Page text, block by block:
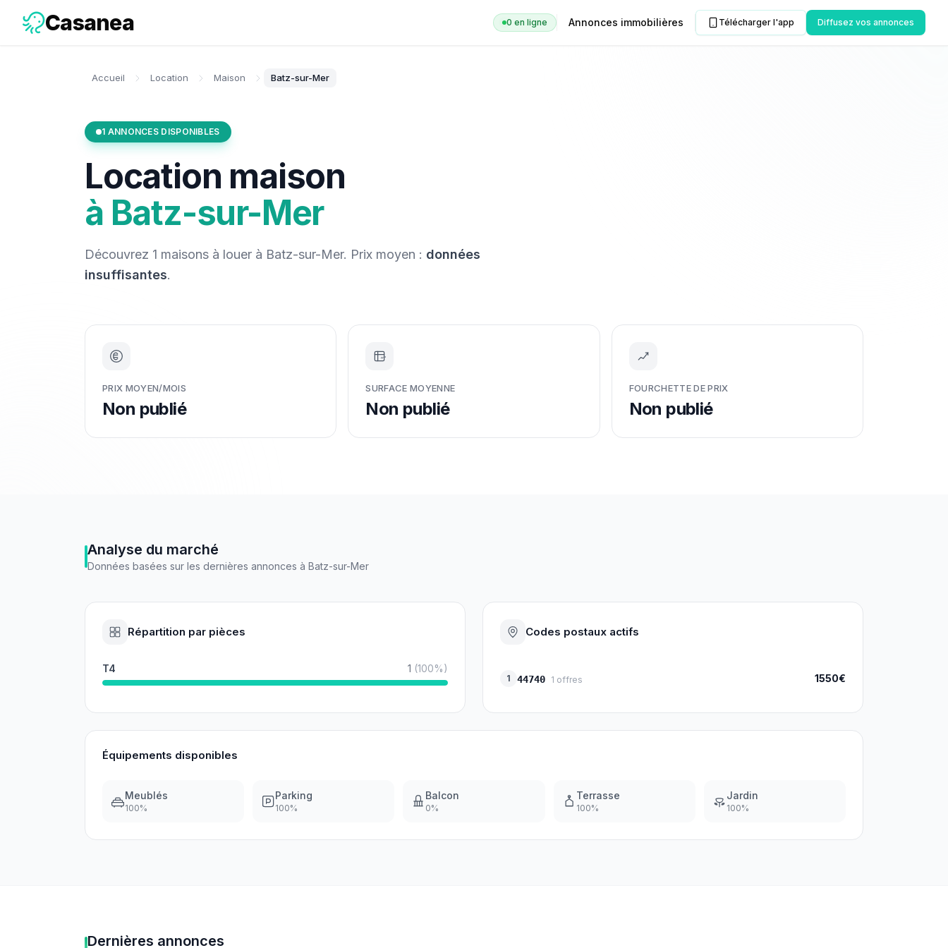
Casanea 0 en ligne Annonces immobilières Télécharger l'app Diffusez vos annonces
Accueil Location Maison Batz-sur-Mer
1 ANNONCES DISPONIBLES
Location maison
à Batz-sur-Mer
Découvrez 1 maisons à louer à Batz-sur-Mer. Prix moyen : données
insuffisantes.
PRIX MOYEN/MOIS
Non publié
m²
SURFACE MOYENNE
Non publié
FOURCHETTE DE PRIX
Non publié
Analyse du marché
Données basées sur les dernières annonces à Batz-sur-Mer
Répartition par pièces
T4 1 (100%)
Codes postaux actifs
1 44740 1 offres 1550€
Équipements disponibles
Meublés
100%
Parking
100%
Balcon
0%
Terrasse
100%
Jardin
100%
Dernières annonces